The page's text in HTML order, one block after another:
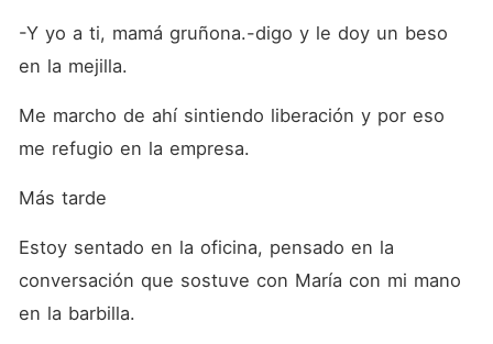
-Y yo a ti, mamá gruñona.-digo y le doy un beso
en la mejilla.
Me marcho de ahí sintiendo liberación y por eso
me refugio en la empresa.
Más tarde
Estoy sentado en la oficina, pensado en la
conversación que sostuve con María con mi mano
en la barbilla.